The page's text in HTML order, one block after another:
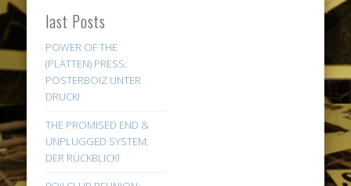
last Posts
POWER OF THE
(PLATTEN) PRESS:
POSTERBOIZ UNTER
DRUCK!
THE PROMISED END &
UNPLUGGED SYSTEM:
DER RÜCKBLICK!